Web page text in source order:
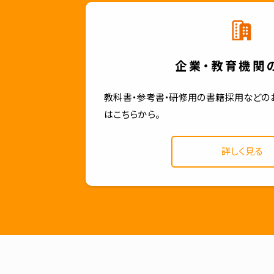
企業・教育機関
教科書・参考書・研修用の書籍採用など
はこちらから。
詳しく見る